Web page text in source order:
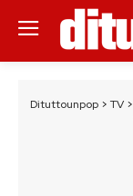
Dituttounpop > TV >